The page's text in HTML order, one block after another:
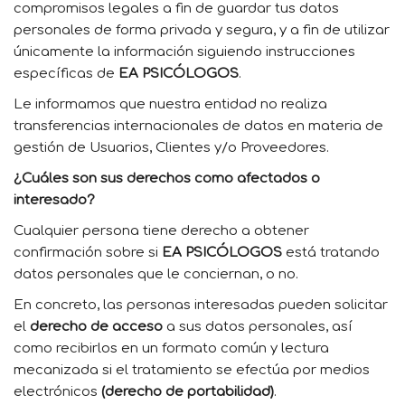
compromisos legales a fin de guardar tus datos
personales de forma privada y segura, y a fin de utilizar
únicamente la información siguiendo instrucciones
específicas de EA PSICÓLOGOS.
Le informamos que nuestra entidad no realiza
transferencias internacionales de datos en materia de
gestión de Usuarios, Clientes y/o Proveedores.
¿Cuáles son sus derechos como afectados o
interesado?
Cualquier persona tiene derecho a obtener
confirmación sobre si EA PSICÓLOGOS está tratando
datos personales que le conciernan, o no.
En concreto, las personas interesadas pueden solicitar
el derecho de acceso a sus datos personales, así
como recibirlos en un formato común y lectura
mecanizada si el tratamiento se efectúa por medios
electrónicos (derecho de portabilidad).